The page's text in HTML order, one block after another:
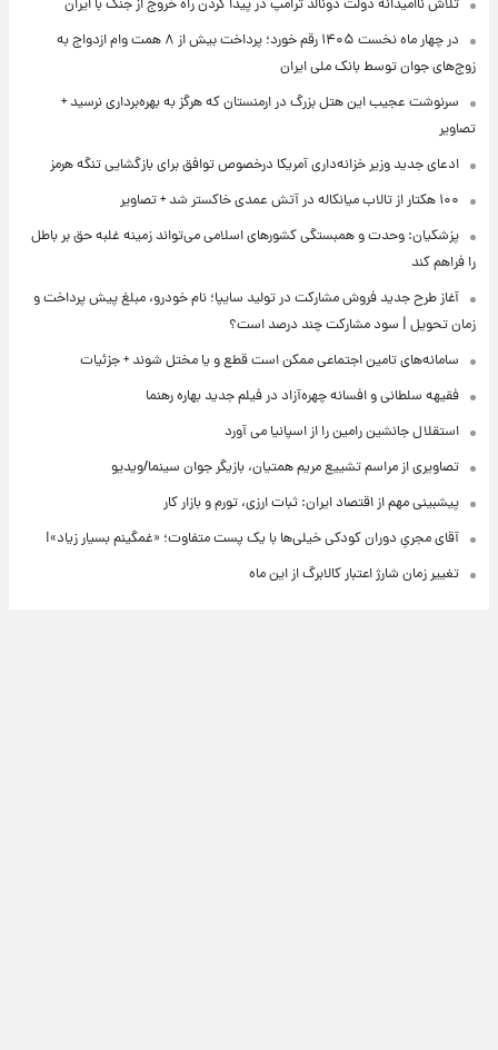
تلاش ناامیدانه‌ دولت دونالد ترامپ در پیدا کردن راه خروج از جنگ با ایران
در چهار ماه نخست ۱۴۰۵ رقم خورد؛ پرداخت بیش از ۸ همت وام ازدواج به
زوج‌های جوان توسط بانک ملی ایران
سرنوشت عجیب این هتل بزرگ در ارمنستان که هرگز به بهره‌برداری نرسید +
تصاویر
ادعای جدید وزیر خزانه‌داری آمریکا درخصوص توافق برای بازگشایی تنگه هرمز
۱۰۰ هکتار از تالاب میانکاله در آتش عمدی خاکستر شد + تصاویر
پزشکیان: وحدت و همبستگی کشورهای اسلامی می‌تواند زمینه غلبه حق بر باطل
را فراهم کند
آغاز طرح جدید فروش مشارکت در تولید سایپا؛ نام خودرو، مبلغ پیش پرداخت و
زمان تحویل | سود مشارکت چند درصد است؟
سامانه‌های تامین اجتماعی ممکن است قطع و یا مختل شوند + جزئیات
فقیهه سلطانی و افسانه چهره‌آزاد در فیلم جدید بهاره رهنما
استقلال جانشین رامین را از اسپانیا می آورد
تصاویری از مراسم تشییع مریم همتیان، بازیگر جوان سینما/ویدیو
پیشبینی مهم از اقتصاد ایران: ثبات ارزی، تورم و بازار کار
آقای مجریِ دوران کودکی خیلی‌ها با یک پست متفاوت؛ «غمگینم بسیار زیاد»!
تغییر زمان شارژ اعتبار کالابرگ از این ماه